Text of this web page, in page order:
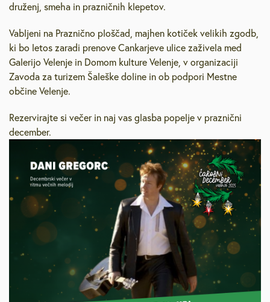
druženj, smeha in prazničnih klepetov.
Vabljeni na Praznično ploščad, majhen kotiček velikih zgodb,
ki bo letos zaradi prenove Cankarjeve ulice zaživela med
Galerijo Velenje in Domom kulture Velenje, v organizaciji
Zavoda za turizem Šaleške doline in ob podpori Mestne
občine Velenje.
Rezervirajte si večer in naj vas glasba popelje v praznični
december.